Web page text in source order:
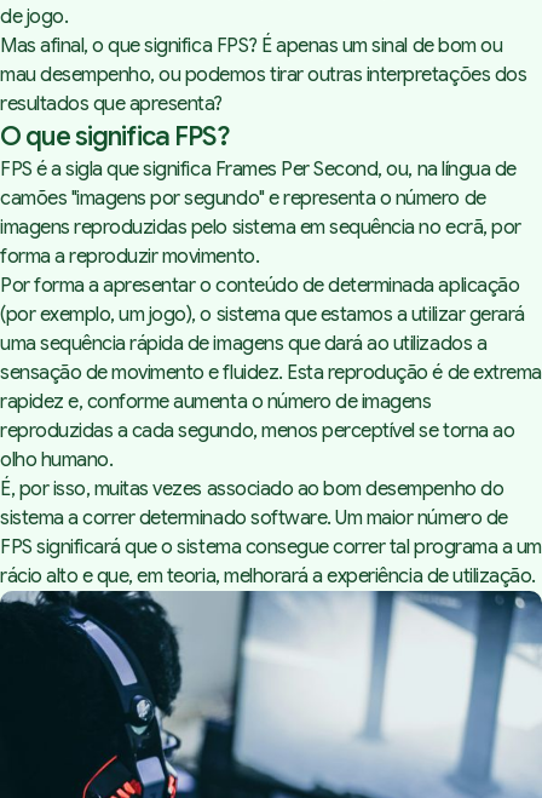
de jogo.
Mas afinal, o que significa FPS? É apenas um sinal de bom ou
mau desempenho, ou podemos tirar outras interpretações dos
resultados que apresenta?
O que significa FPS?
FPS é a sigla que significa Frames Per Second, ou, na língua de
camões "imagens por segundo" e representa o número de
imagens reproduzidas pelo sistema em sequência no ecrã, por
forma a reproduzir movimento.
Por forma a apresentar o conteúdo de determinada aplicação
(por exemplo, um jogo), o sistema que estamos a utilizar gerará
uma sequência rápida de imagens que dará ao utilizados a
sensação de movimento e fluidez. Esta reprodução é de extrema
rapidez e, conforme aumenta o número de imagens
reproduzidas a cada segundo, menos perceptível se torna ao
olho humano.
É, por isso, muitas vezes associado ao bom desempenho do
sistema a correr determinado software. Um maior número de
FPS significará que o sistema consegue correr tal programa a um
rácio alto e que, em teoria, melhorará a experiência de utilização.